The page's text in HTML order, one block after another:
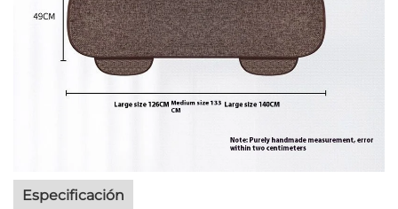
Especificación